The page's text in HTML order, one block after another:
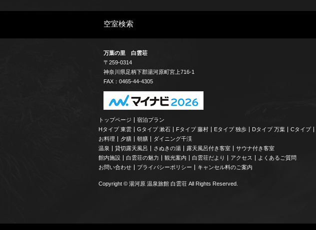
空室検索
万葉の里 白雲荘
〒259-0314
神奈川県足柄下郡湯河原町宮上716-1
FAX：0465-44-4305
トップページ
宿泊プラン
Hタイプ 東雲
Gタイプ 漱石 Fタイプ 藤村 Eタイプ 独歩 Dタイプ 万葉 Cタイプ
お料理
夕膳 朝膳
ダイニング千渓
温泉
貸切露天風呂 さぬきの湯 露天風呂付き客室
サウナ付き客室
館内施設
白雲荘の魅力 観光案内 白雲荘だより アクセス
よくあるご質問
お問い合わせ
プライバシーポリシー キャンセル料のご案内
Copyright © 湯河原 温泉旅館 白雲荘 All Rights Reserved.